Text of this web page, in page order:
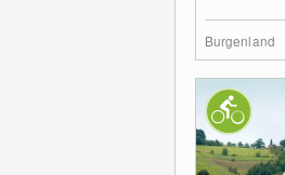
Burgenland